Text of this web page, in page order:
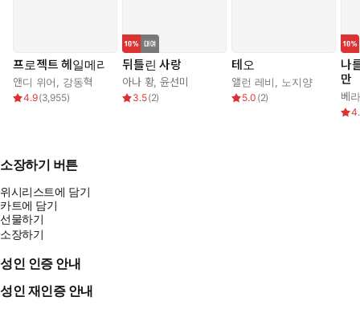
프로젝트 헤일메리
앤디 위어 강동혁
4.9(3,955)
뒤틀린 사랑
아나 황,윤선미
3.5(2)
테오
앨런 레비 노지양
5.0 (2)
나
만
베
소장하기 버튼
위시리스트에 담기
카트에 담기
선물하기
소장하기
성인 인증 안내
성인 재인증 안내